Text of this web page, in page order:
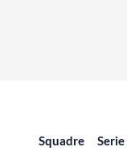
Squadre Serie